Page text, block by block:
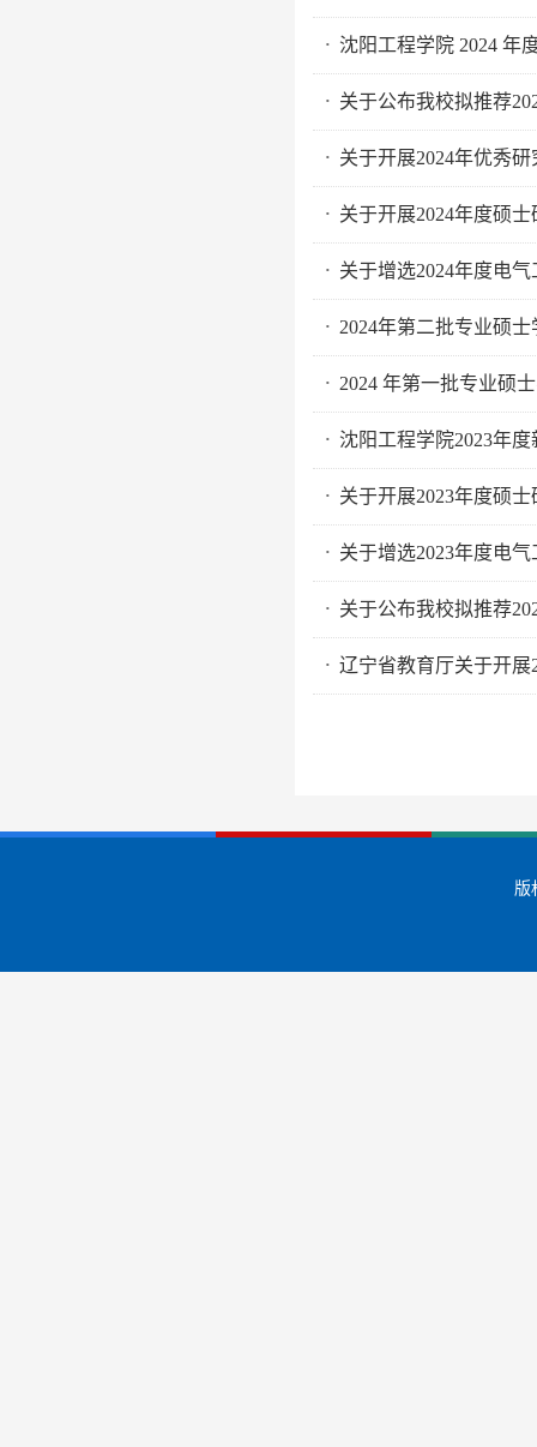
· 沈阳工程学院 2024 年
· 关于公布我校拟推荐
· 关于开展2024年优秀
· 关于开展2024年度硕
· 关于增选2024年度电
· 2024年第二批专业硕
· 2024 年第一批专业硕
· 沈阳工程学院2023年
· 关于开展2023年度硕
· 关于增选2023年度电
· 关于公布我校拟推荐
· 辽宁省教育厅关于开
版